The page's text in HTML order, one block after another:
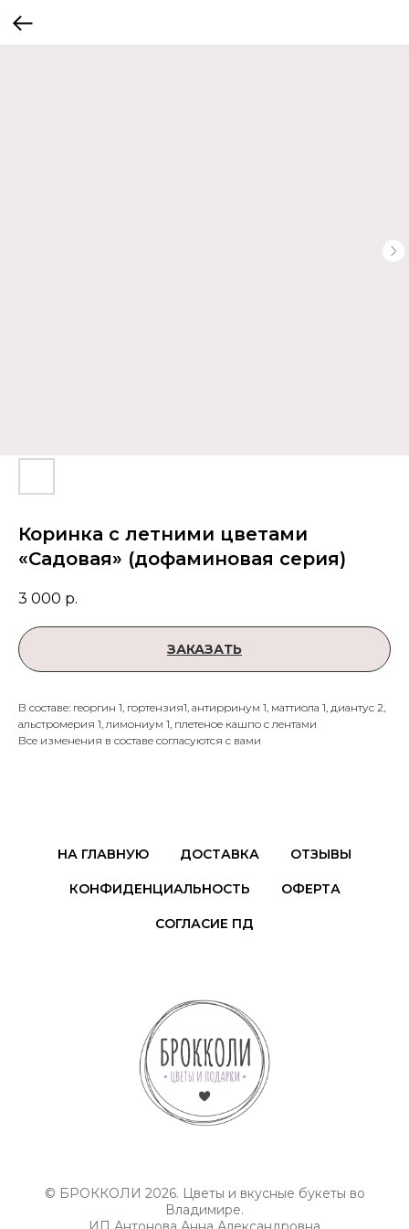
Коринка с летними цветами
«Садовая» (дофаминовая серия)
3 000 р.
ЗАКАЗАТЬ
В составе: георгин 1, гортензия1, антирринум 1, маттиола 1, диантус 2,
альстромерия 1, лимониум 1, плетеное кашпо с лентами
Все изменения в составе согласуются с вами
НА ГЛАВНУЮ ДОСТАВКА ОТЗЫВЫ
КОНФИДЕНЦИАЛЬНОСТЬ ОФЕРТА
СОГЛАСИЕ ПД
© БРОККОЛИ 2026. Цветы и вкусные букеты во
Владимире.